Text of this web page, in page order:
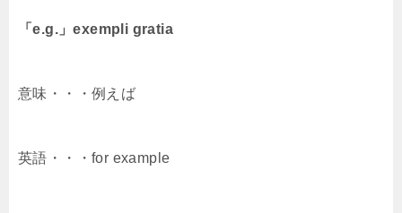
「e.g.」exempli gratia
意味・・・例えば
英語・・・for example